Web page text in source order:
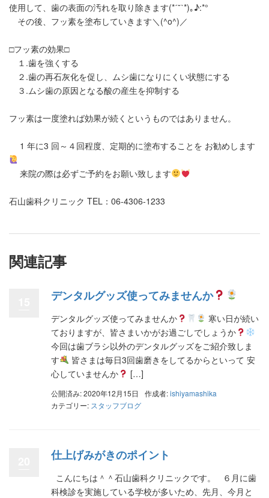
使用して、歯の表面の汚れを取り除きます(*ˊ˘ˋ*)｡♪:*°
その後、フッ素を塗布していきます＼(^o^)／
□フッ素の効果□
１.歯を強くする
２.歯の再石灰化を促し、ムシ歯になりにくい状態にする
３.ムシ歯の原因となる酸の産生を抑制する
フッ素は一度塗れば効果が続くというものではありません。
1 年に3 回～４回程度、定期的に塗布することを お勧めします
来院の際は必ずご予約をお願い致します
石山歯科クリニック TEL：06-4306-1233
関連記事
デンタルグッズ使ってみませんか
デンタルグッズ使ってみませんか
寒い日が続い
ておりますが、皆さまいかがお過ごしでしょうか
今回は歯ブラシ以外のデンタルグッズをご紹介致しま
す
皆さまは毎日3回歯磨きをしてるからといって 安
心していませんか
[…]
公開済み: 2020年12月15日 作成者:ishiyamashika
カテゴリー: スタッフブログ
仕上げみがきのポイント
こんにちは＾＾石山歯科クリニックです。 ６月に歯
科検診を実施している学校が多いため、先月、今月と